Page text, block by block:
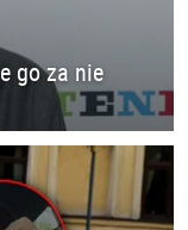
go za nie